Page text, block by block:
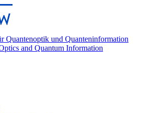
and Quantum Information